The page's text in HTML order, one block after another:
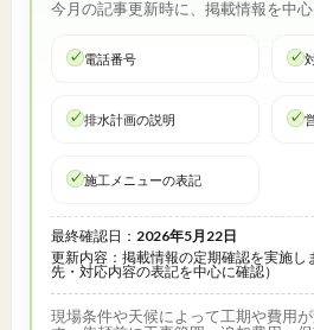
今月の記事更新時に、掲載情報を中心
電話番号
排水計画の説明
施工メニューの表記
最終確認日： 2026年5月22日
更新内容：掲載情報の定期確認を実施し
先・対応内容の表記を中心に確認）
現場条件や天候によって工期や費用